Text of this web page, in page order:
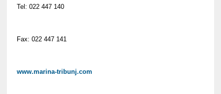
Tel: 022 447 140
Fax: 022 447 141
www.marina-tribunj.com